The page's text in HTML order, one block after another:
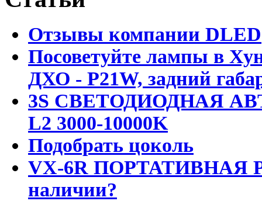
Отзывы компании DLED
Посоветуйте лампы в
ДХО - P21W, задний
3S СВЕТОДИОДНАЯ
L2 3000-10000K
Подобрать цоколь
VX-6R ПОРТАТИВНАЯ
наличии?